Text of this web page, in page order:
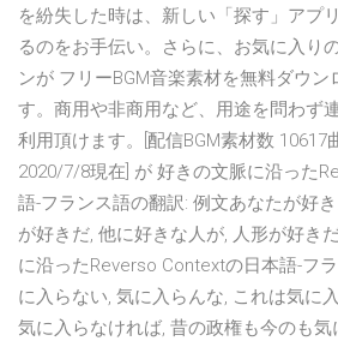
を紛失した時は、新しい「探す」アプ
るのをお手伝い。さらに、お気に入り
ンが フリーBGM音楽素材を無料ダウン
す。商用や非商用など、用途を問わず
利用頂けます。[配信BGM素材数 10617
2020/7/8現在] が 好きの文脈に沿った
語-フランス語の翻訳: 例文あなたが好
が好きだ, 他に好きな人が, 人形が好き
に沿ったReverso Contextの日本語-フ
に入らない, 気に入らんな, これは気に
気に入らなければ, 昔の政権も今のも